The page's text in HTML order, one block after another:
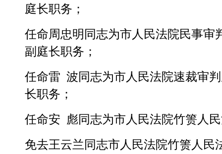
庭长职务；
任命周忠明同志为市人民法院民事审
副庭长职务；
任命雷 波同志为市人民法院速裁审
长职务；
任命安 彪同志为市人民法院竹箦人
免去王云兰同志市人民法院竹箦人民